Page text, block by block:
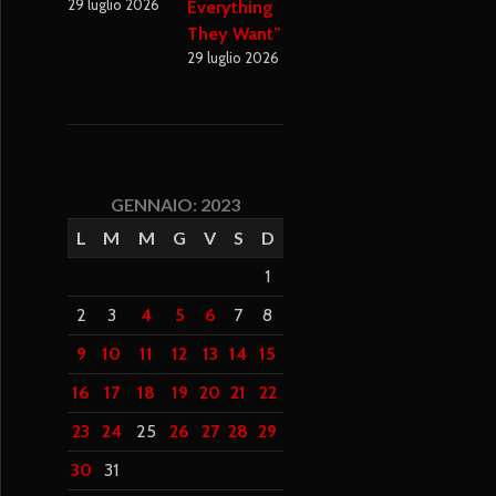
29 luglio 2026
Everything
They Want”
29 luglio 2026
GENNAIO: 2023
L
M M G V S
D
1
2
3 4 5 6 7
8
9
10 11 12 13 14 15
16
17 18 19 20 21
22
23
24 25 26 27 28 29
30
31